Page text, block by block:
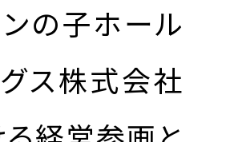
の子ホール
ス株式会社